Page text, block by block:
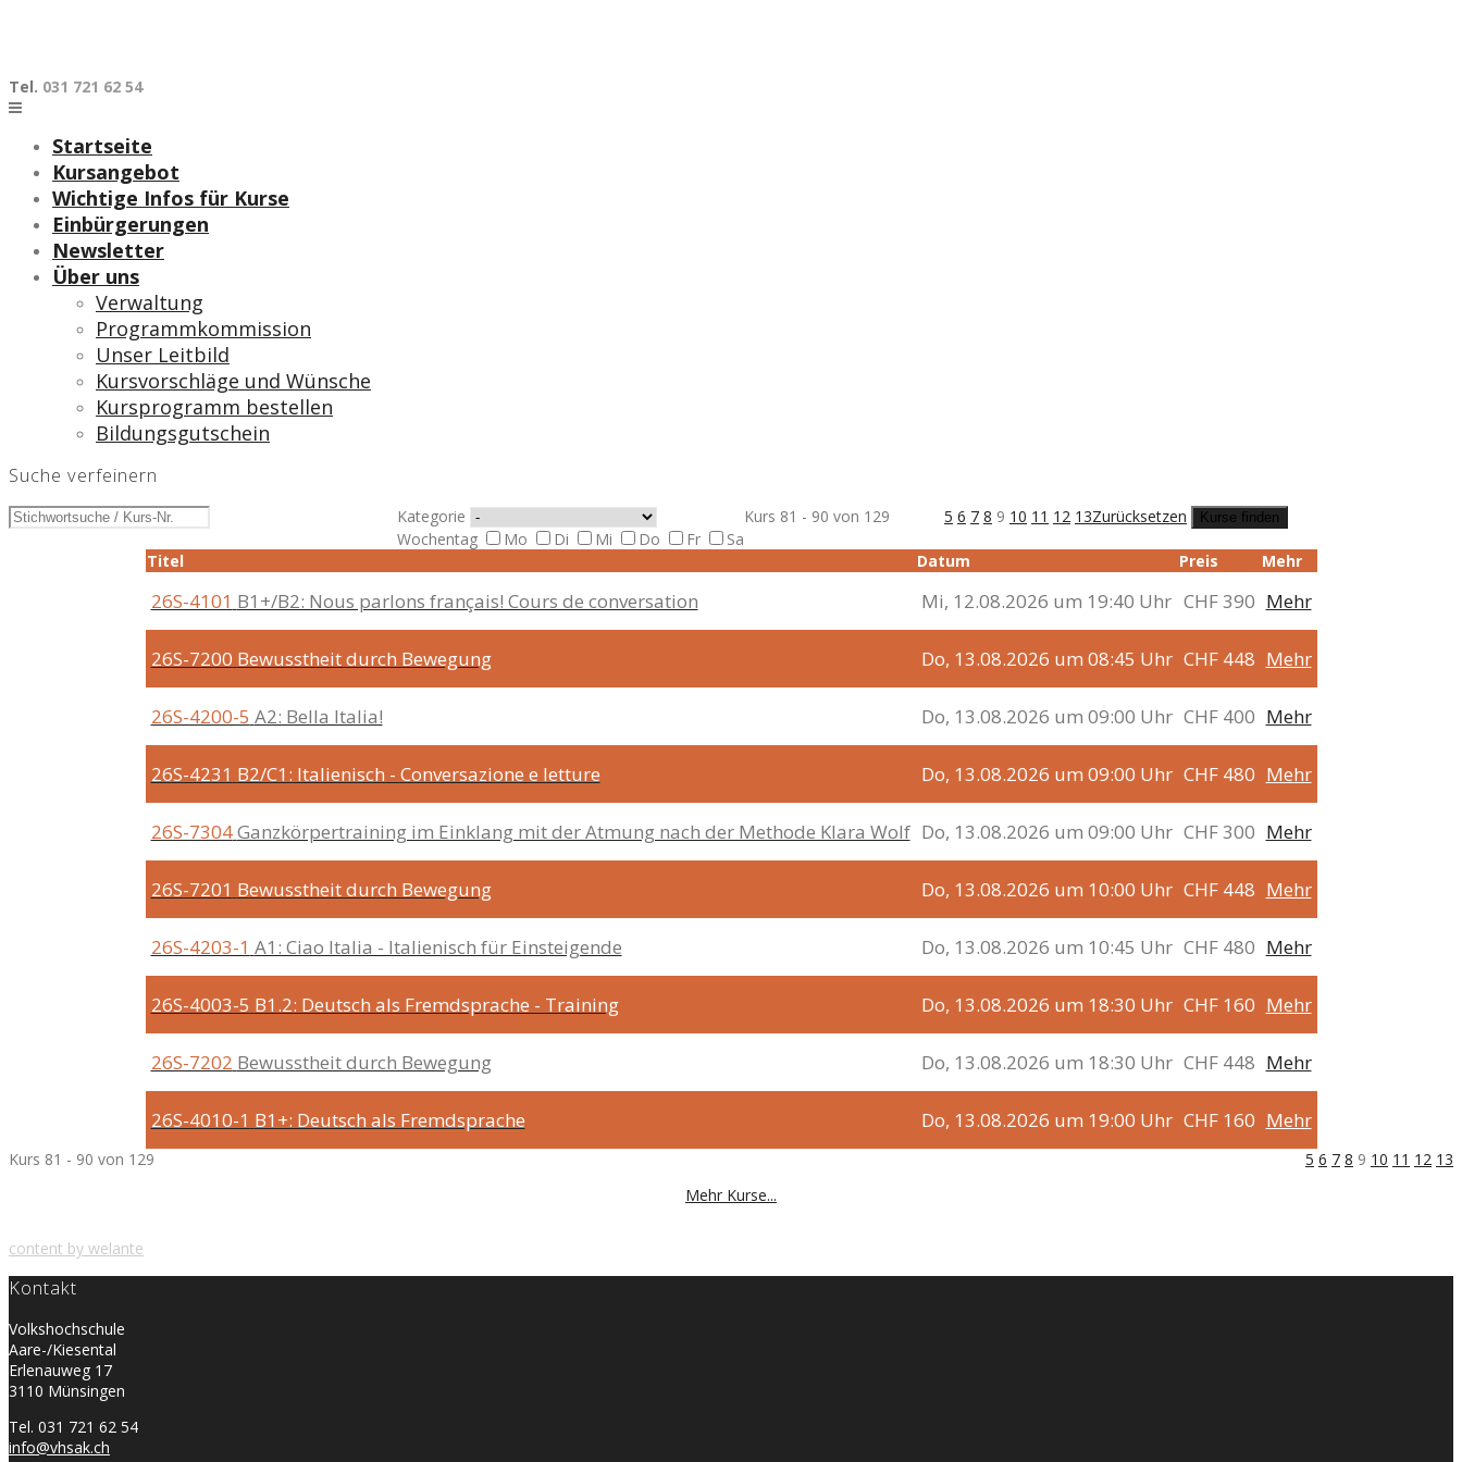
Tel. 031 721 62 54
Startseite
Kursangebot
Wichtige Infos für Kurse
Einbürgerungen
Newsletter
Über uns
Verwaltung
Programmkommission
Unser Leitbild
Kursvorschläge und Wünsche
Kursprogramm bestellen
Bildungsgutschein
Suche verfeinern
Kategorie
Wochentag
Mo Di Mi Do Fr Sa
Zurücksetzen
Kurs 81 - 90 von 129 5 6 7 8 9 10 11 12 13
Titel Datum Preis Mehr
26S-4101 B1+/B2: Nous parlons français! Cours de conversation Mi, 12.08.2026 um 19:40 Uhr CHF 390 Mehr
26S-7200 Bewusstheit durch Bewegung Do, 13.08.2026 um 08:45 Uhr CHF 448 Mehr
26S-4200-5 A2: Bella Italia! Do, 13.08.2026 um 09:00 Uhr CHF 400 Mehr
26S-4231 B2/C1: Italienisch - Conversazione e letture Do, 13.08.2026 um 09:00 Uhr CHF 480 Mehr
26S-7304Ganzkörpertraining im Einklang mit der Atmung nach der Methode Klara Wolf Do, 13.08.2026 um 09:00 Uhr CHF 300 Mehr
26S-7201 Bewusstheit durch Bewegung Do, 13.08.2026 um 10:00 Uhr CHF 448 Mehr
26S-4203-1 A1: Ciao Italia - Italienisch für Einsteigende Do, 13.08.2026 um 10:45 Uhr CHF 480 Mehr
26S-4003-5 B1.2: Deutsch als Fremdsprache - Training Do, 13.08.2026 um 18:30 Uhr CHF 160 Mehr
26S-7202 Bewusstheit durch Bewegung Do, 13.08.2026 um 18:30 Uhr CHF 448 Mehr
26S-4010-1 B1+: Deutsch als Fremdsprache Do, 13.08.2026 um 19:00 Uhr CHF 160 Mehr
Kurs 81 - 90 von 129 5 6 7 8 9 10 11 12 13
Mehr Kurse...
content by welante
Kontakt
Volkshochschule
Aare-/Kiesental
Erlenauweg 17
3110 Münsingen
Tel. 031 721 62 54
info@vhsak.ch